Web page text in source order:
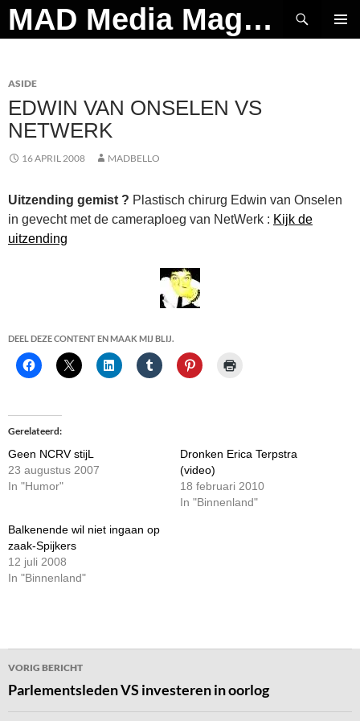
Ga
naar
MAD Media Magazine
Zoeken
ASIDE
EDWIN VAN ONSELEN VS
NETWERK
16 APRIL 2008 MADBELLO
Uitzending gemist ? Plastisch chirurg Edwin van Onselen
in gevecht met de cameraploeg van NetWerk : Kijk de
uitzending
DEEL DEZE CONTENT EN MAAK MIJ BLIJ.
Gerelateerd
Geen NCRV stijL
23 augustus 2007
In "Humor"
Dronken Erica Terpstra
(video)
18 februari 2010
In "Binnenland"
Balkenende wil niet ingaan op
zaak-Spijkers
12 juli 2008
In "Binnenland"
Bericht
navigatie
VORIG BERICHT
Parlementsleden VS investeren in oorlog